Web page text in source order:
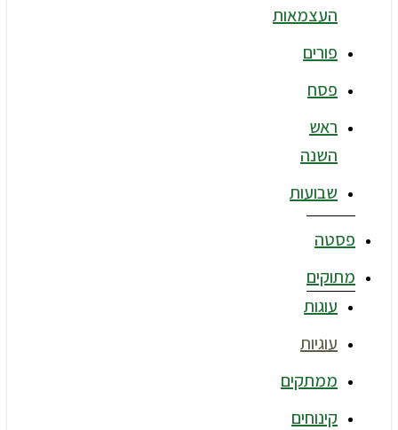
העצמאות
פורים
פסח
ראש
השנה
שבועות
פסטה
מתוקים
עוגות
עוגיות
ממתקים
קינוחים